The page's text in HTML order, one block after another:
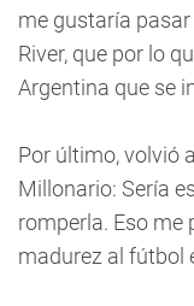
me gustaría
River, que por lo
Argentina que se
Por último, volvió
Millonario:
romperla. Eso me
madurez al fútbol